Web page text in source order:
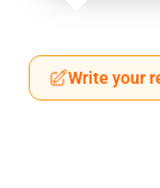
Write your